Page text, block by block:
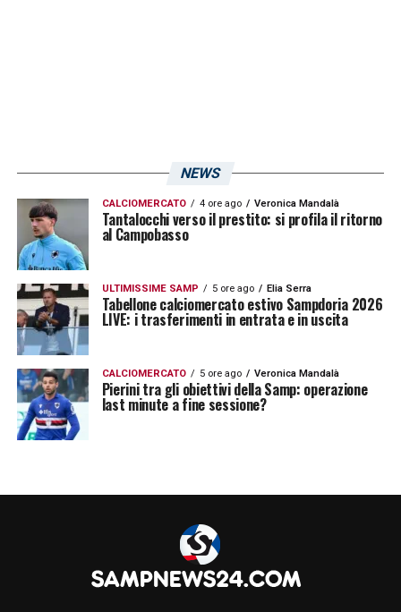
NEWS
CALCIOMERCATO 4 ore ago Veronica Mandalà
Tantalocchi verso il prestito: si profila il ritorno
al Campobasso
ULTIMISSIME SAMP 5 ore ago Elia Serra
Tabellone calciomercato estivo Sampdoria 2026
LIVE: i trasferimenti in entrata e in uscita
CALCIOMERCATO 5 ore ago Veronica Mandalà
Pierini tra gli obiettivi della Samp: operazione
last minute a fine sessione?